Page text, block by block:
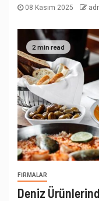
08 Kasım 2025
2 min read
FIRMALAR
Deniz